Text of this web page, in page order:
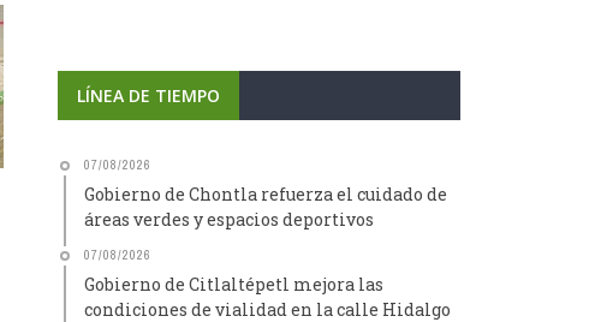
LÍNEA DE TIEMPO
07/08/2026
Gobierno de Chontla refuerza el cuidado de
áreas verdes y espacios deportivos
07/08/2026
Gobierno de Citlaltépetl mejora las
condiciones de vialidad en la calle Hidalgo